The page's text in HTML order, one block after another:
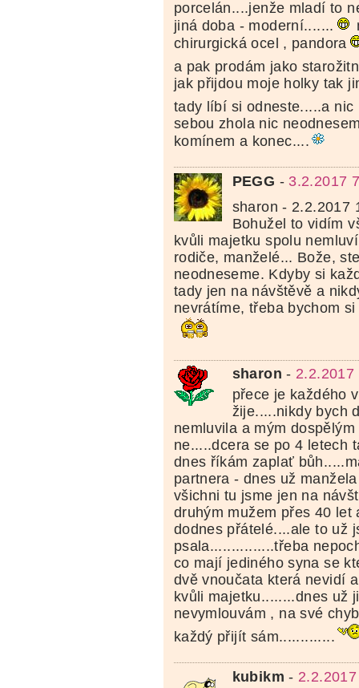
porcelán....jenže mladí to
jiná doba - moderní.......
chirurgická ocel , pandora
a pak prodám jako
jak přijdou moje holky tak
tady líbí si odneste.....a nic
sebou zhola nic
komínem a konec....
PEGG - 3.2.2017
sharon - 2.2.2017
Bohužel to vidím
kvůli majetku spolu
rodiče, manželé... Bože,
neodneseme. Kdyby si
tady jen na návštěvě a
nevrátíme, třeba bychom
sharon - 2.2.2017
přece je každého
žije.....nikdy bych
nemluvila a mým
ne.....dcera se po 4 letech
dnes říkám zaplať
partnera - dnes už
všichni tu jsme jen na
druhým mužem přes 40 let
dodnes přátelé....ale to už
psala...............třeba
co mají jediného syna se
dvě vnoučata která nevidí
kvůli majetku........dnes už
nevymlouvám , na své
každý přijít sám.............
kubikm -